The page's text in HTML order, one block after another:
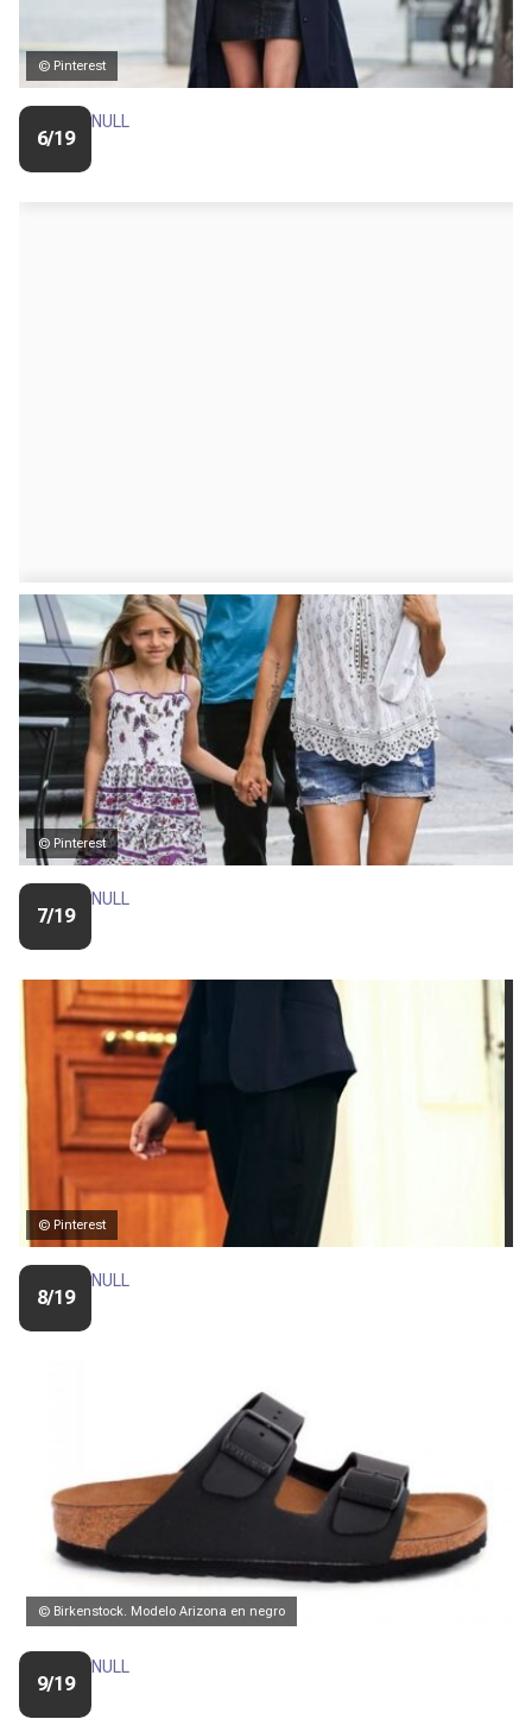
© Pinterest
6/19
NULL
© Pinterest
7/19
NULL
© Pinterest
8/19
NULL
© Birkenstock. Modelo Arizona en negro
9/19
NULL